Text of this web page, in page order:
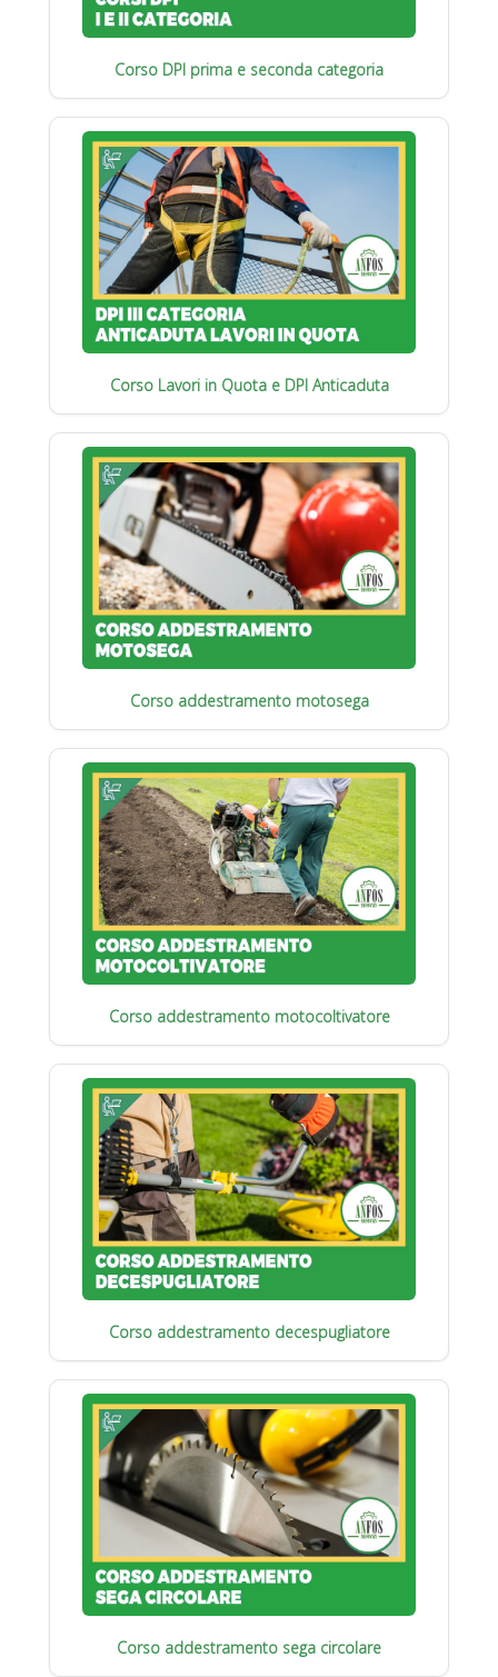
Corso DPI prima e seconda categoria
Corso Lavori in Quota e DPI Anticaduta
Corso addestramento motosega
Corso addestramento motocoltivatore
Corso addestramento decespugliatore
Corso addestramento sega circolare